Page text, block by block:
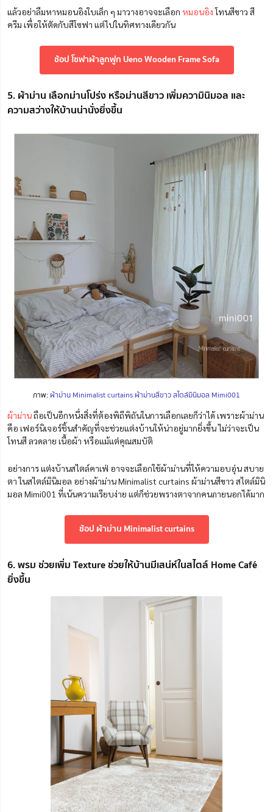
แล้วอย่าลืมหาหมอนอิงใบเล็ก ๆ มาวางอาจจะเลือก หมอนอิงโทนสีขาว สี
ครีม เพื่อให้ตัดกับสีโซฟา แต่ไปในทิศทางเดียวกัน
ช้อป โซฟาผ้าลูกฟูก Ueno Wooden Frame Sofa
5. ผ้าม่าน เลือกม่านโปร่ง หรือม่านสีขาว เพิ่มความินิมอล และ
ความสว่างให้บ้านน่านั่งยิ่งขึ้น
ภาพ: ผ้าม่าน Minimalist curtains ผ้าม่านสีขาว สไตล์มินิมอล Mimi001
ผ้าม่านถือเป็นอีกหนึ่งสิ่งที่ต้องพิถีพิถันในการเลือกเลยก็ว่าได้ เพราะผ้าม่าน
คือ เฟอร์นิเจอร์ชิ้นสำคัญที่จะช่วยแต่งบ้านให้น่าอยู่มากยิ่งขึ้น ไม่ว่าจะเป็น
โทนสี ลวดลาย เนื้อผ้า หรือแม้แต่คุณสมบัติ
อย่างการ แต่งบ้านสไตล์คาเฟ่ อาจจะเลือกใช้ผ้าม่านที่ให้ความอบอุ่น สบาย
ตา ในสไตล์มินิมอล อย่างผ้าม่าน Minimalist curtains ผ้าม่านสีขาว สไตล์มินิ
มอล Mimi001 ที่เน้นความเรียบง่าย แต่ก็ช่วยพรางตาจากคนภายนอกได้มาก
ช้อป ผ้าม่าน Minimalist curtains
6. พรม ช่วยเพิ่ม Texture ช่วยให้บ้านมีเสน่ห์ในสไตล์ Home Café
ยิ่งขึ้น